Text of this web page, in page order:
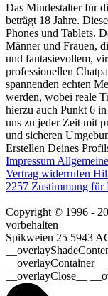
Das Mindestalter für
beträgt 18 Jahre.
Phones und Tablets.
Männer und Frauen,
und fantasievollem,
professionellen
spannenden echten
werden, wobei reale
hierzu auch Punkt 6 in
uns zu jeder Zeit mit
und sicheren
Erstellen Deines
Impressum
Vertrag widerrufen
2257 Zustimmung für
Copyright © 1996 -
vorbehalten
Spikweien 25 5943
__overlayContainer__
__overlayClose__